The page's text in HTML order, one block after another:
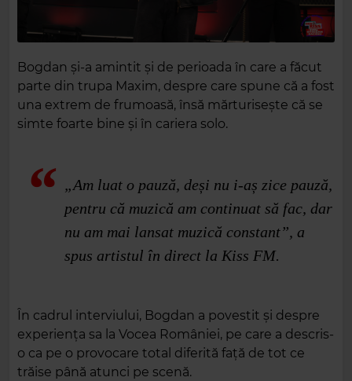
Bogdan și-a amintit și de perioada în care a făcut
parte din trupa Maxim, despre care spune că a fost
una extrem de frumoasă, însă mărturisește că se
simte foarte bine și în cariera solo.
„Am luat o pauză, deși nu i-aș zice pauză,
pentru că muzică am continuat să fac, dar
nu am mai lansat muzică constant”, a
spus artistul în direct la Kiss FM.
În cadrul interviului, Bogdan a povestit și despre
experiența sa la Vocea României, pe care a descris-
o ca pe o provocare total diferită față de tot ce
trăise până atunci pe scenă.